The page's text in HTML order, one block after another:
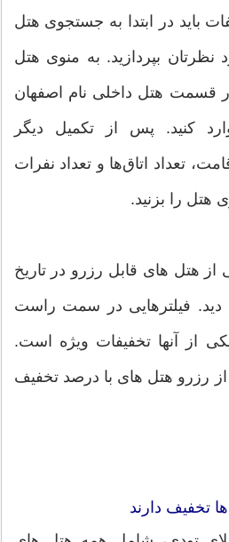
باید در ابتدا به جستجوی هتل
نظرتان بپردازید. به منوی هتل
قسمت هتل داخلی نام اصفهان
کنید. پس از تکمیل دیگر
تعداد اتاق‌ها و تعداد نفرات
هتل را بزنید.
از هتل های قابل رزرو در تاریخ
دید. فیلترهایی در سمت راست
از آنها تخفیفات ویژه است.
از رزرو هتل های با درصد تخفیف
تخفیف دارند